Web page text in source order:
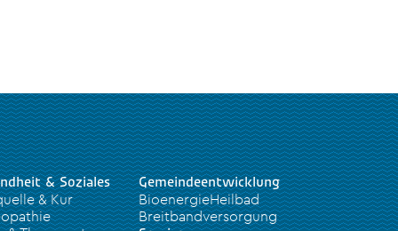
& Soziales
& Kur
Gemeindeentwicklung
BioenergieHeilbad
Breitbandversorgung